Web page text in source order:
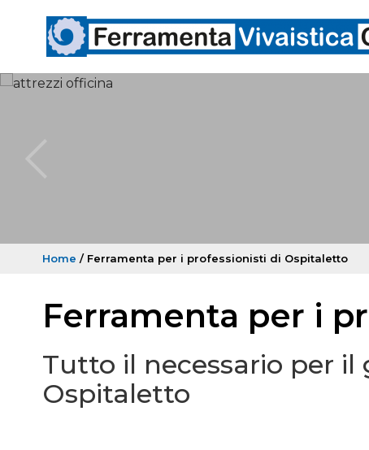
Home / Ferramenta per i professionisti di Ospitaletto
Ferramenta per i
Tutto il necessario per il
Ospitaletto